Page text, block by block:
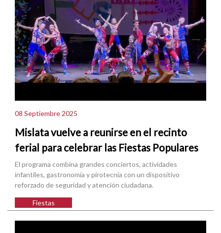
08 Septiembre 2025
Mislata vuelve a reunirse en el recinto
ferial para celebrar las Fiestas Populares
El programa combina grandes conciertos, actividades
infantiles, gastronomía y pirotecnia con un dispositivo
reforzado de seguridad y atención ciudadana.
Fiestas